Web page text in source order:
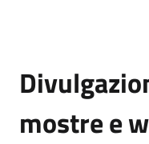
mostre e